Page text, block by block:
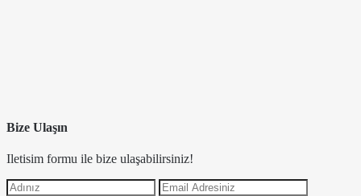
Bize Ulaşın
Iletisim formu ile bize ulaşabilirsiniz!